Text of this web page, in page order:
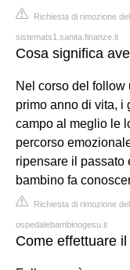
Richiesta di rimozione
sistemats1.sanita.finanze.it
Cosa significa
Nel corso del follow
primo anno di vita, i
campo al meglio le
percorso
ripensare il passato
bambino fa
Richiesta di rimozione
ospedalebambinogesu.it
Come effettuare